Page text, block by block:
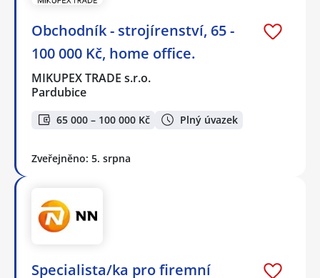
Obchodník - strojírenství, 65 -
100 000 Kč, home office.
MIKUPEX TRADE s.r.o.
Pardubice
65 000 – 100 000 Kč Plný úvazek
Zveřejněno: 5. srpna
Specialista/ka pro firemní